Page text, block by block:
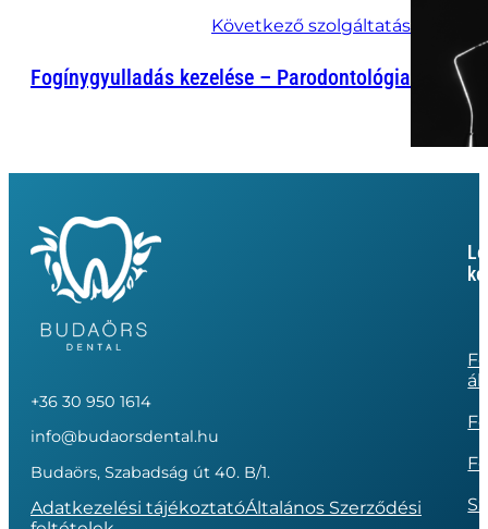
Következő szolgáltatás
Fogínygyulladás kezelése – Parodontológia
+36 30 950 1614
info@budaorsdental.hu
Budaörs, Szabadság út 40. B/1.
Adatkezelési tájékoztatóÁltalános Szerződési